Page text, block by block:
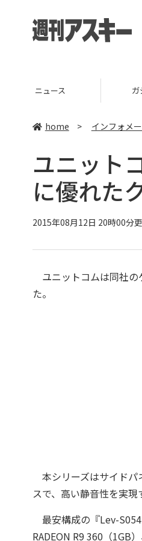
ニュース ガ
home > インフォメ
ユニット
に優れた
2015年08月12日 20時00分
ユニットコムは同社の
た。
本シリーズはサイドパ
スで、高い静音性を実現
最安構成の『Lev-
RADEON R9 360（1GB